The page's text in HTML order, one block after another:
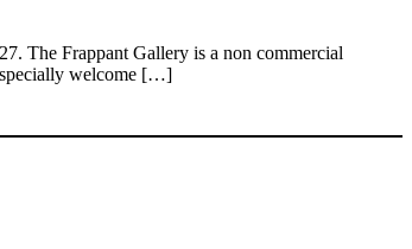
The Frappant Gallery is a non commercial
welcome […]